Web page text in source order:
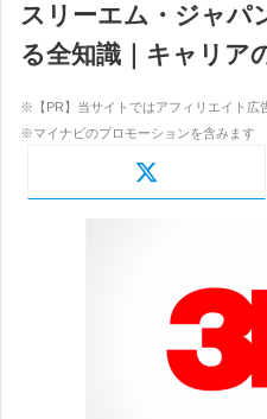
スリーエム・ジャパ
る全知識｜キャリア